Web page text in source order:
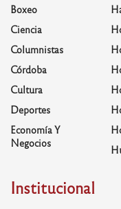
Boxeo
Ciencia
Columnistas
Córdoba
Cultura
Deportes
Economía Y
Negocios
Institucional